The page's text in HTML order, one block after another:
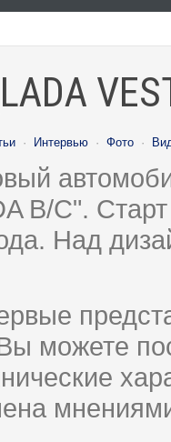
· Интервью · Фото ·
B/C".
Над
можете